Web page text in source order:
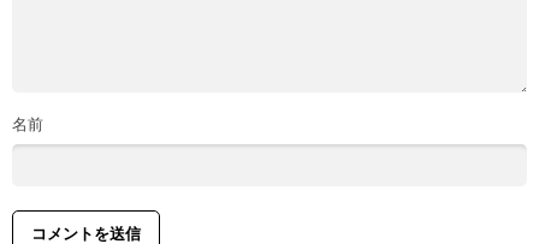
名前